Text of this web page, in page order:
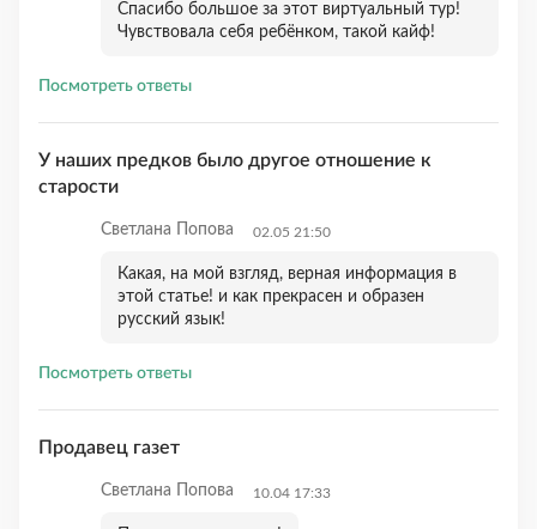
Спасибо большое за этот виртуальный тур!
Чувствовала себя ребёнком, такой кайф!
Посмотреть ответы
У наших предков было другое отношение к
старости
Светлана Попова 02.05 21:50
Какая, на мой взгляд, верная информация в
этой статье! и как прекрасен и образен
русский язык!
Посмотреть ответы
Продавец газет
Светлана Попова 10.04 17:33